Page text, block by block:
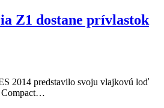
Z1 dostane prívlastok
2014 predstavilo svoju vlajkovú loď
Compact…